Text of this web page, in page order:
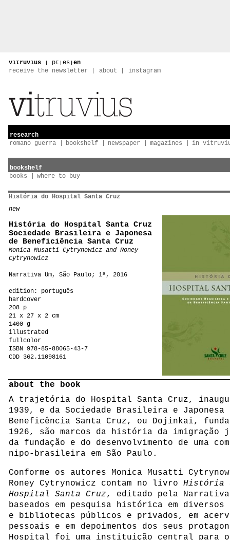
vitruvius | pt | es | en
receive the newsletter
about instagram
research
romano guerra
bookshelf newspaper magazines in
bookshelf
books
where to buy
História do Hospital Santa Cruz
new
História do Hospital Santa Cruz
Sociedade Brasileira e Japonesa
de Beneficiência Santa Cruz
Monica Musatti Cytrynowicz and Roney
Cytrynowicz
Narrativa Um, São Paulo; 1ª, 2016
edition: português
hardcover
208 p
21 x 27 x 2 cm
1400 g
illustrated
fullcolor
ISBN 978-85-88065-43-7
CDD 362.11098161
about the book
A trajetória do Hospital Santa Cruz,
1939, e da Sociedade Brasileira e Japonesa
Beneficência Santa Cruz, ou Dojinkai,
1926, são marcos da história da imigração
da fundação e do desenvolvimento de uma
nipo-brasileira em São Paulo.
Conforme os autores Monica Musatti
Roney Cytrynowicz contam no livro História
Hospital Santa Cruz, editado pela Narrativa
baseados em pesquisa histórica em diversos
e bibliotecas públicos e privados, em
pessoais e em depoimentos dos seus
Hospital foi uma instituição central para o